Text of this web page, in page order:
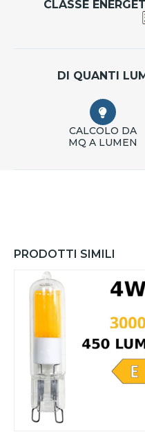
CLASSE
DI QUANTI
CALCOLO DA
MQ A LUMEN
PRODOTTI SIMILI